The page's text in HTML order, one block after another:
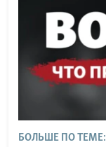
БОЛЬШЕ ПО ТЕМЕ: